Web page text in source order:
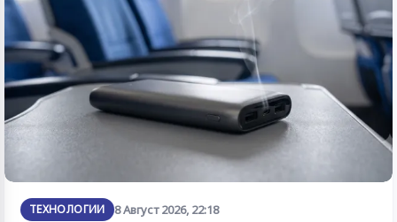
ТЕХНОЛОГИИ 8 Август 2026, 22:18